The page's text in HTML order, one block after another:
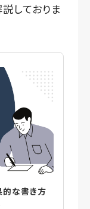
しておりま
な書き方